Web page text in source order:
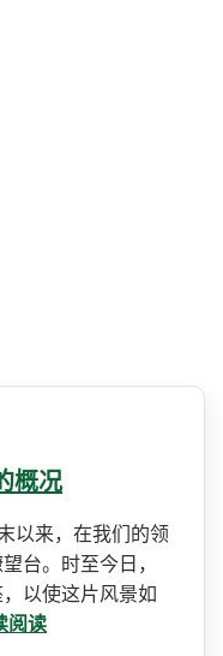
概况
以来，在我们的领
台。时至今日，
以使这片风景如
阅读